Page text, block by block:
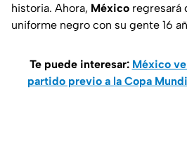
historia. Ahora, México regresará
uniforme negro con su gente 16
Te puede interesar: México
partido previo a la Copa